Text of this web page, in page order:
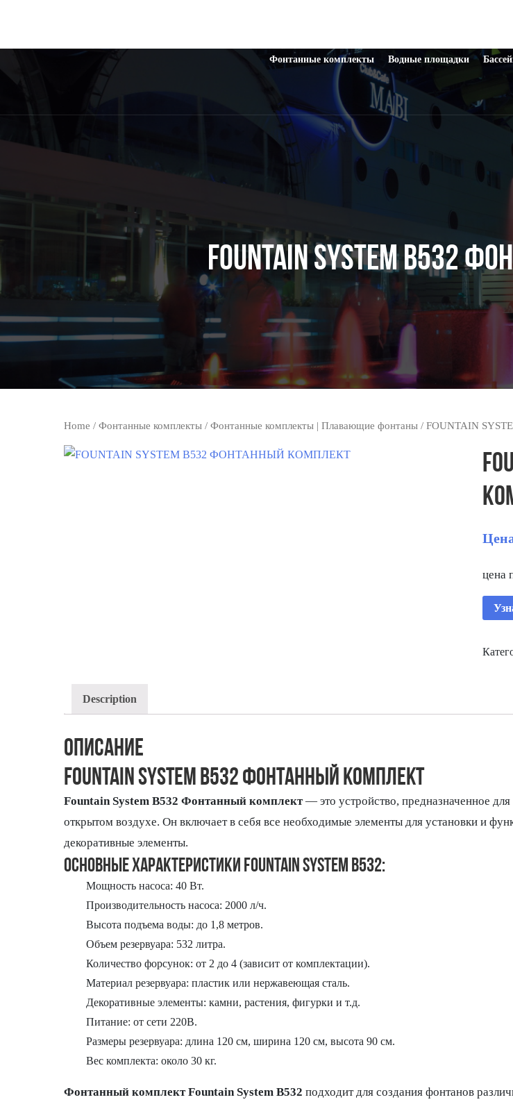
Фонтанные комплекты Водные площадки
FOUNTAIN SYSTEM B532
Home / Фонтанные комплекты/ Фонтанные комплекты | Плавающие фонтаны/ FOUNTAIN
цена
Description
Описание
FOUNTAIN SYSTEM B532 ФОНТАННЫЙ КОМПЛЕКТ
Fountain System B532 Фонтанный комплект— это устройство, предназначенное
открытом воздухе. Он включает в себя все необходимые элементы для установки и
декоративные элементы.
Основные характеристики Fountain System B532:
Мощность насоса: 40 Вт.
Производительность насоса: 2000 л/ч.
Высота подъема воды: до 1,8 метров.
Объем резервуара: 532 литра.
Количество форсунок: от 2 до 4 (зависит от комплектации).
Материал резервуара: пластик или нержавеющая сталь.
Декоративные элементы: камни, растения, фигурки и т.д.
Питание: от сети 220В.
Размеры резервуара: длина 120 см, ширина 120 см, высота 90 см.
Вес комплекта: около 30 кг.
Фонтанный комплект Fountain System B532 подходит для создания фонтанов